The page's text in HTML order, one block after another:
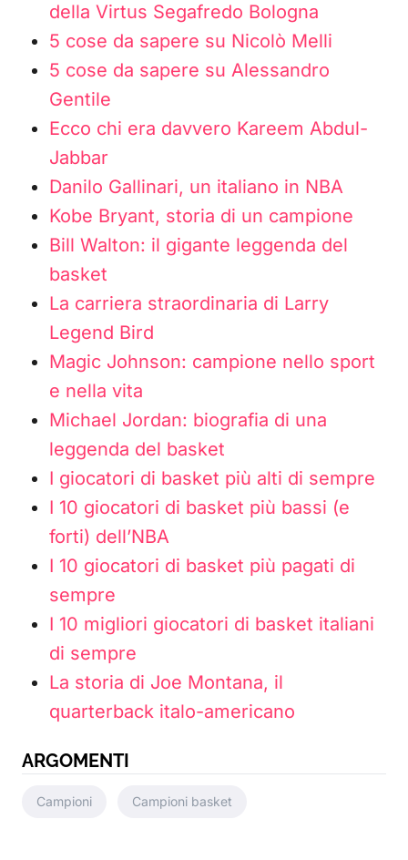
della Virtus Segafredo Bologna
5 cose da sapere su Nicolò Melli
5 cose da sapere su Alessandro
Gentile
Ecco chi era davvero Kareem Abdul-
Jabbar
Danilo Gallinari, un italiano in NBA
Kobe Bryant, storia di un campione
Bill Walton: il gigante leggenda del
basket
La carriera straordinaria di Larry
Legend Bird
Magic Johnson: campione nello sport
e nella vita
Michael Jordan: biografia di una
leggenda del basket
I giocatori di basket più alti di sempre
I 10 giocatori di basket più bassi (e
forti) dell’NBA
I 10 giocatori di basket più pagati di
sempre
I 10 migliori giocatori di basket italiani
di sempre
La storia di Joe Montana, il
quarterback italo-americano
ARGOMENTI
Campioni Campioni basket